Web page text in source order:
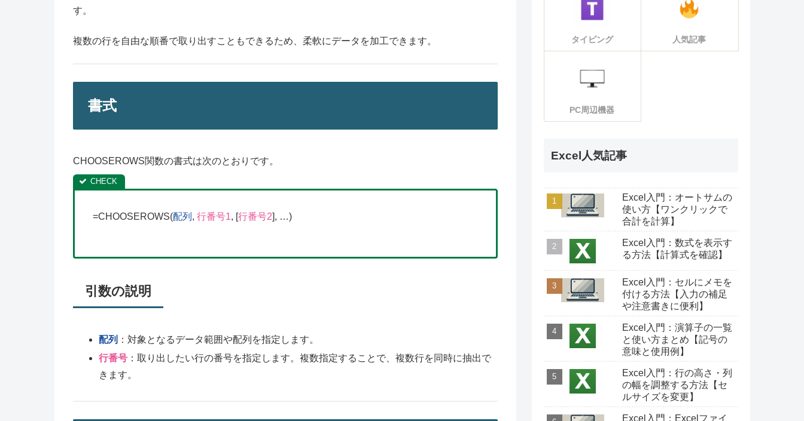
す。
複数の行を自由な順番で取り出すこともできるため、柔軟にデータを加工できます。
書式
CHOOSEROWS関数の書式は次のとおりです。
=CHOOSEROWS(配列 , 行番号1, [行番号2], …)
引数の説明
配列 ：対象となるデータ範囲や配列を指定します。
行番号：取り出したい行の番号を指定します。複数指定することで、複数行を同時に抽出で
きます。
タイピング 人気記事
PC周辺機器
Excel人気記事
Excel入門：オートサムの
使い方【ワンクリックで
合計を計算】
Excel入門：数式を表示す
る方法【計算式を確認】
Excel入門：セルにメモを
付ける方法【入力の補足
や注意書きに便利】
Excel入門：演算子の一覧
と使い方まとめ【記号の
意味と使用例】
Excel入門：行の高さ・列
の幅を調整する方法【セ
ルサイズを変更】
Excel入門：Excelファイ